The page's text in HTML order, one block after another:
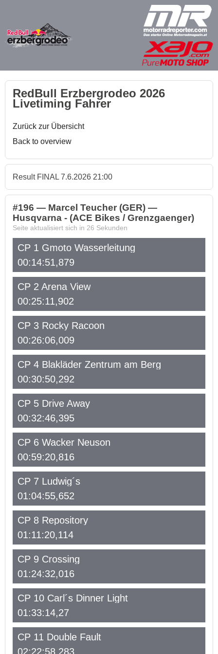
RedBull Erzbergrodeo 2026
Livetiming Fahrer
Zurück zur Übersicht
Back to overview
Result FINAL 7.6.2026 21:00
#196 — Marcel Teucher (GER) —
Husqvarna - (ACE Bikes / Grenzgaenger)
Seite aktualisiert sich in 26 Sekunden
CP 1 Gmoto Wasserleitung
00:14:51,879
CP 2 Arena View
00:25:11,902
CP 3 Rocky Racoon
00:26:06,009
CP 4 Blakläder Zentrum am Berg
00:30:50,292
CP 5 Drive Away
00:32:46,395
CP 6 Wacker Neuson
00:59:20,816
CP 7 Ludwig´s
01:04:55,652
CP 8 Repository
01:11:20,114
CP 9 Crossing
01:24:32,016
CP 10 Carl´s Dinner Light
01:33:14,27
CP 11 Double Fault
02:22:58,283